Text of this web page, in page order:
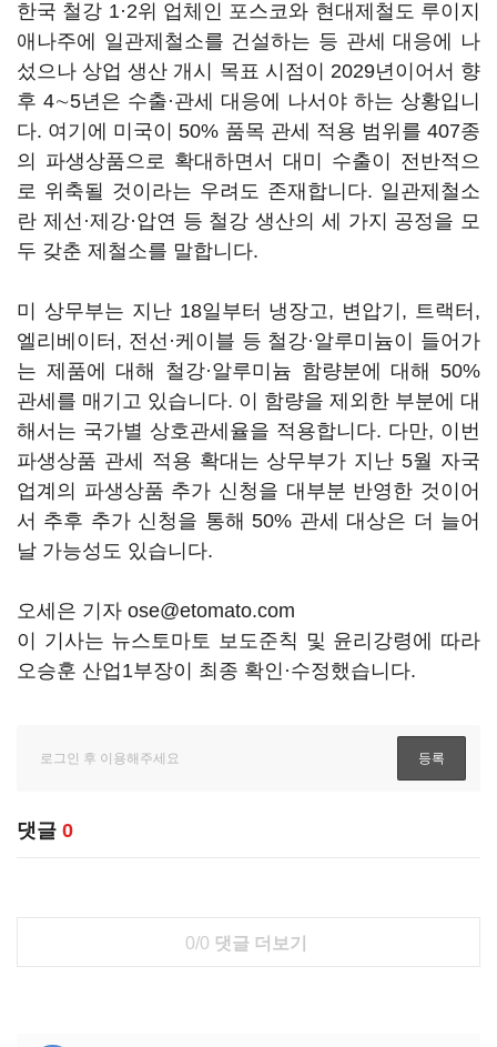
한국 철강 1·2위 업체인 포스코와 현대제철도 루이지
애나주에 일관제철소를 건설하는 등 관세 대응에 나
섰으나 상업 생산 개시 목표 시점이 2029년이어서 향
후 4∼5년은 수출·관세 대응에 나서야 하는 상황입니
다. 여기에 미국이 50% 품목 관세 적용 범위를 407종
의 파생상품으로 확대하면서 대미 수출이 전반적으
로 위축될 것이라는 우려도 존재합니다. 일관제철소
란 제선·제강·압연 등 철강 생산의 세 가지 공정을 모
두 갖춘 제철소를 말합니다.
미 상무부는 지난 18일부터 냉장고, 변압기, 트랙터,
엘리베이터, 전선·케이블 등 철강·알루미늄이 들어가
는 제품에 대해 철강·알루미늄 함량분에 대해 50%
관세를 매기고 있습니다. 이 함량을 제외한 부분에 대
해서는 국가별 상호관세율을 적용합니다. 다만, 이번
파생상품 관세 적용 확대는 상무부가 지난 5월 자국
업계의 파생상품 추가 신청을 대부분 반영한 것이어
서 추후 추가 신청을 통해 50% 관세 대상은 더 늘어
날 가능성도 있습니다.
오세은 기자 ose@etomato.com
이 기사는 뉴스토마토 보도준칙 및 윤리강령에 따라
오승훈 산업1부장이 최종 확인·수정했습니다.
댓글 0
0/0 댓글 더보기